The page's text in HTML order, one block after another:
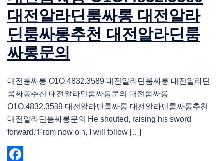
대전알라딘룸싸롱 대전알라
딘룸싸롱추천 대전알라딘룸
싸롱문의
대전룸싸롱 O1O.4832.3589 대전알라딘룸싸롱 대전알라딘
룸싸롱추천 대전알라딘룸싸롱문의 대전룸싸롱
O1O.4832.3589 대전알라딘룸싸롱 대전알라딘룸싸롱추천
대전알라딘룸싸롱문의 He shouted, raising his sword
forward.“From now o n, I will follow […]